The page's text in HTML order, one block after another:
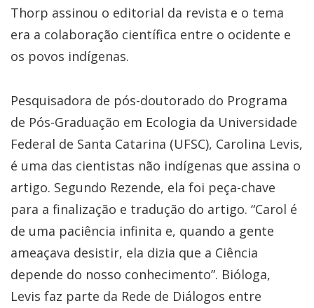
Thorp assinou o editorial da revista e o tema
era a colaboração científica entre o ocidente e
os povos indígenas.
Pesquisadora de pós-doutorado do Programa
de Pós-Graduação em Ecologia da Universidade
Federal de Santa Catarina (UFSC), Carolina Levis,
é uma das cientistas não indígenas que assina o
artigo. Segundo Rezende, ela foi peça-chave
para a finalização e tradução do artigo. “Carol é
de uma paciência infinita e, quando a gente
ameaçava desistir, ela dizia que a Ciência
depende do nosso conhecimento”. Bióloga,
Levis faz parte da Rede de Diálogos entre